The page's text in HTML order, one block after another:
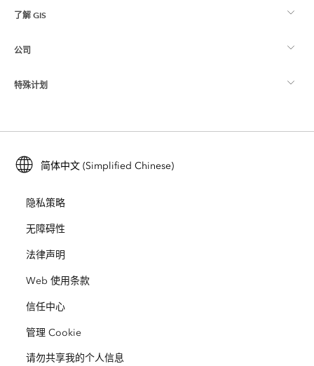
制图
Esri Store
Esri 社区
ArcGIS 博客
用户研究和测试
Esri 年轻专家关系网
了解 GIS
什么是 GIS？
位置智能
培训
ArcUser
ArcNews
ArcWatch
Esri Press
Esri 视频
公司
关于 Esri
招贤纳士
开放视野
业务行为准则
网站地图
特殊计划
ArcGIS for Student Use
保护
教育
种族平等
简体中文 (Simplified Chinese)
隐私策略
无障碍性
法律声明
Web 使用条款
信任中心
管理 Cookie
请勿共享我的个人信息